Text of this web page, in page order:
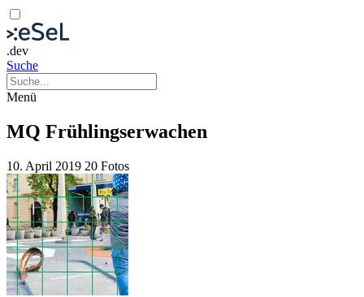
.dev
Suche
Menü
MQ Frühlingserwachen
10. April 2019 20 Fotos